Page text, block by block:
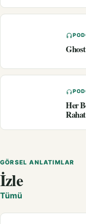
Her
GÖRSEL ANLATIMLAR
İzle
Tümü